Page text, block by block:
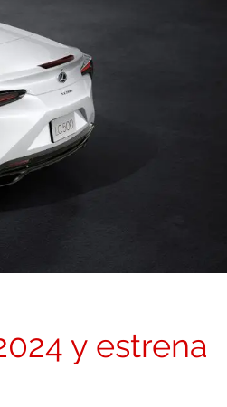
y estrena